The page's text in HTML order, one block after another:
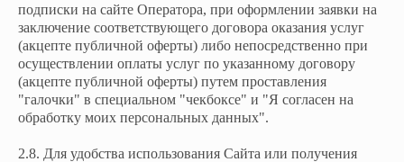
подписки на сайте Оператора, при оформлении заявки на
заключение соответствующего договора оказания услуг
(акцепте публичной оферты) либо непосредственно при
осуществлении оплаты услуг по указанному договору
(акцепте публичной оферты) путем проставления
"галочки" в специальном "чекбоксе" и "Я согласен на
обработку моих персональных данных".
2.8. Для удобства использования Сайта или получения